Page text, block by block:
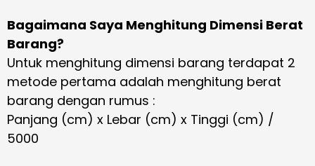
Bagaimana Saya Menghitung Dimensi Berat
Barang?
Untuk menghitung dimensi barang terdapat 2
metode pertama adalah menghitung berat
barang dengan rumus :
Panjang (cm) x Lebar (cm) x Tinggi (cm) /
5000